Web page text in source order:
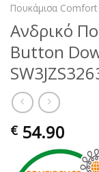
Πουκάμισα Comfort
Ανδρικό
Button
€ 54.90